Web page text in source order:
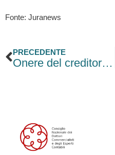
Fonte: Juranews
Precedente
PRECEDENTE
Onere del creditore in giudizio